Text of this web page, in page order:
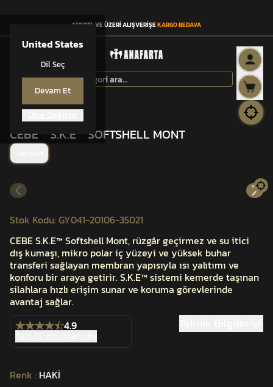
United States
Dil Seç
Devam Et
1.500TL VE ÜZERİ ALIŞVERİŞEKARGO BEDAVA
CEBE™
CEBE™ S.K.E™ SOFTSHELL MONT
Stok Kodu: GY041-20106-35021
CEBE S.K.E™ Softshell Mont, rüzgâr geçirmez ve su itici
dış kumaşı, mikro polar iç yüzeyi ve yüksek buhar
transferi sağlayan membran yapısıyla ısı yalıtımı ve
konforu bir araya getirir. S.K.E™ sistemi kemerde taşınan
silahlara hızlı erişim sunar ve koruma görevlerinde
avantaj sağlar.
4.9
Renk : HAKİ